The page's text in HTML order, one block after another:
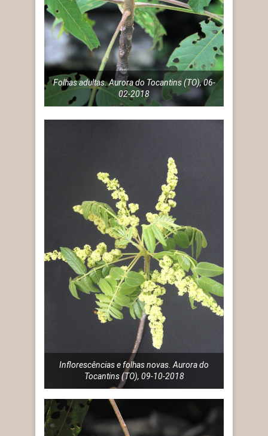
Folhas adultas. Aurora do Tocantins (TO), 06-
02-2018
Inflorescências e folhas novas. Aurora do
Tocantins (TO), 09-10-2018